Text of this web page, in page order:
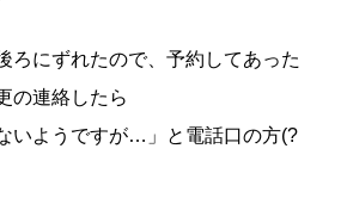
ろにずれたので、予約してあった
の連絡したら
いようですが…」と電話口の方(?